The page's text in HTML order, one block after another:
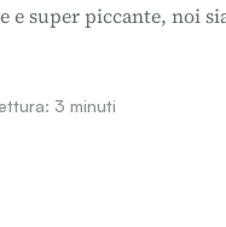
e super piccante, noi
3 minuti